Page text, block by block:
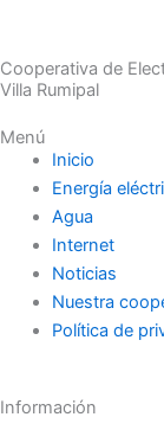
Cooperativa de
Villa Rumipal
Menú
Inicio
Energía
Agua
Internet
Noticias
Nuestra
Política de
Información